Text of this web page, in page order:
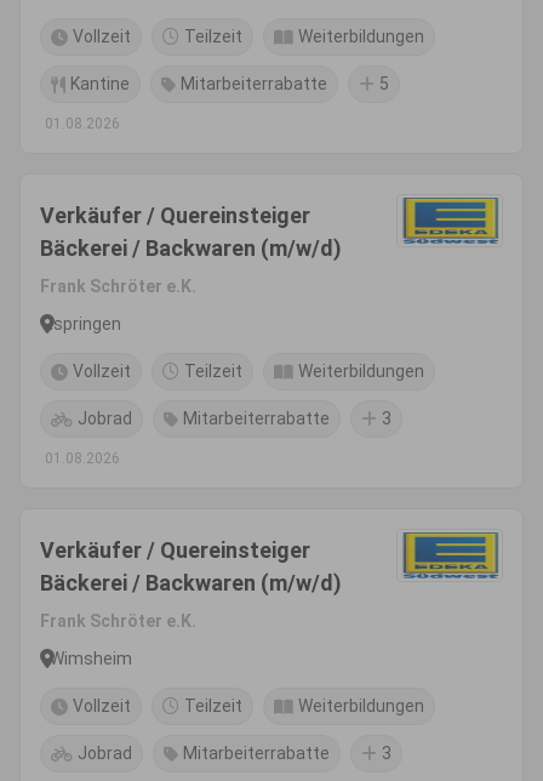
Vollzeit Teilzeit Weiterbildungen
Kantine Mitarbeiterrabatte 5
01.08.2026
Verkäufer / Quereinsteiger
Bäckerei / Backwaren (m/w/d)
Frank Schröter e.K.
Ispringen
Vollzeit Teilzeit Weiterbildungen
Jobrad Mitarbeiterrabatte 3
01.08.2026
Verkäufer / Quereinsteiger
Bäckerei / Backwaren (m/w/d)
Frank Schröter e.K.
Wimsheim
Vollzeit Teilzeit Weiterbildungen
Jobrad Mitarbeiterrabatte 3